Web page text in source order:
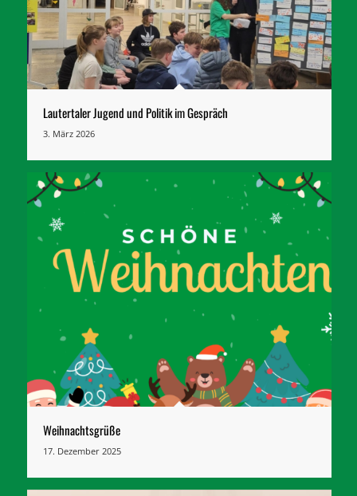
Lautertaler Jugend und Politik im Gespräch
3. März 2026
Weihnachtsgrüße
17. Dezember 2025